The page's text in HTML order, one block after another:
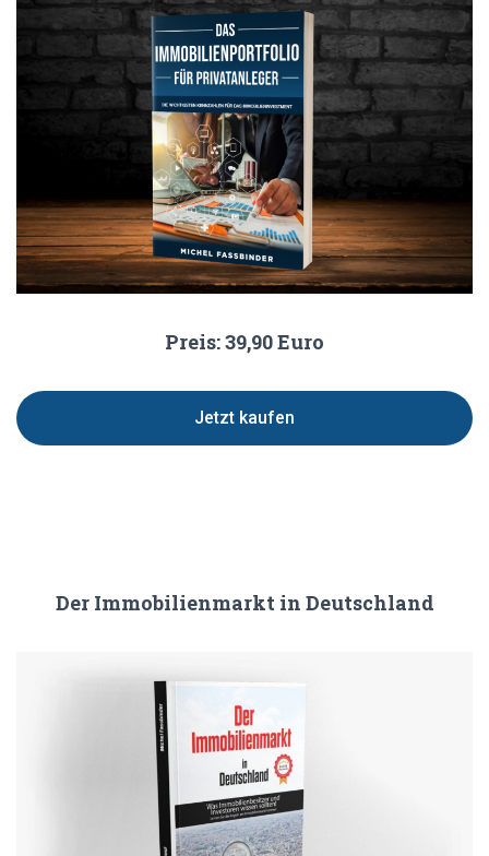
Preis: 39,90 Euro
Jetzt kaufen
Der Immobilienmarkt in Deutschland